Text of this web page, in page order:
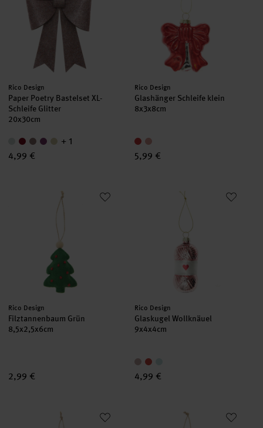
Hersteller:
Rico Design
Paper Poetry Bastelset XL-
Schleife Glitter
20x30cm
+ 1
4,99 €
Hersteller:
Rico Design
Glashänger Schleife klein
8x3x8cm
5,99 €
Filztannenbaum Grün
Hersteller:
Rico Design
Filztannenbaum Grün
8,5x2,5x6cm
2,99 €
Glaskugel Wollknäuel
Hersteller:
Rico Design
Glaskugel Wollknäuel
9x4x4cm
4,99 €
Filzkranz Grün Filzstern mit Stickerei Rot